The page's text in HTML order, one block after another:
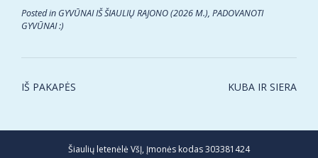
Posted in GYVŪNAI IŠ ŠIAULIŲ RAJONO (2026 M.), PADOVANOTI
GYVŪNAI :)
Post
IŠ PAKAPĖS KUBA IR SIERA
Šiaulių letenėlė VšĮ, Įmonės kodas 303381424